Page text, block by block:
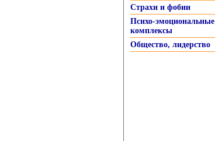
Страхи и фобии
Психо-эмоциональные
комплексы
Общество, лидерство